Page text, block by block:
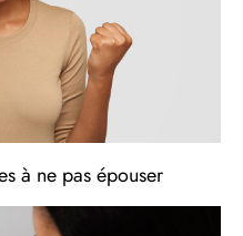
à ne pas épouser